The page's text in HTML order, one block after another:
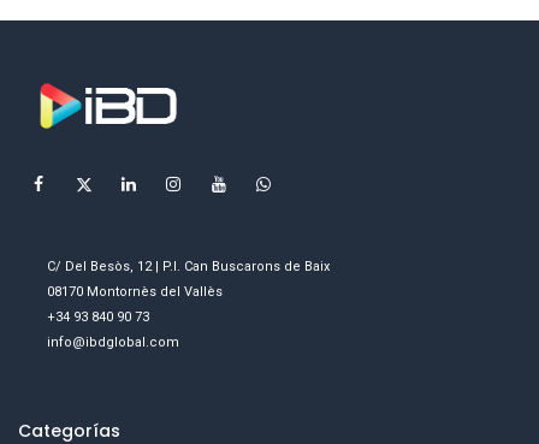
C/ Del Besòs, 12 | P.I. Can Buscarons de Baix
08170 Montornès del Vallès
+34 93 840 90 73
info@ibdglobal.com
Categorías